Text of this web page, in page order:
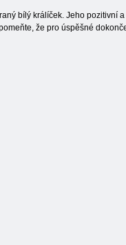
bílý králíček. Jeho
že pro úspěšné